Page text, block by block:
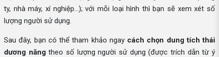
ty, nhà máy, xí nghiệp...); với mỗi loại hình thì bạn sẽ xem xét số
lượng người sử dụng.
Sau đây, bạn có thể tham khảo ngay cách chọn dung tích thái
dương năngtheo số lượng người sử dụng (được trích dẫn từ ý